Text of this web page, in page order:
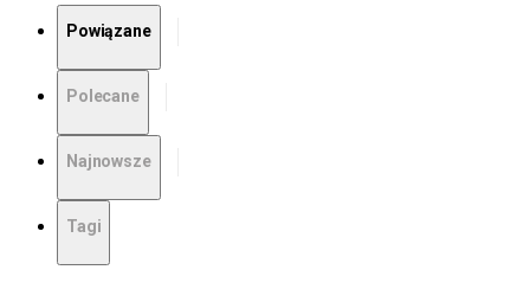
Powiązane
Polecane
Najnowsze
Tagi